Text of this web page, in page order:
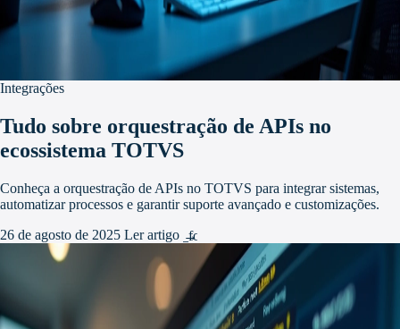
Integrações
Tudo sobre orquestração de APIs no
ecossistema TOTVS
Conheça a orquestração de APIs no TOTVS para integrar sistemas,
automatizar processos e garantir suporte avançado e customizações.
26 de agosto de 2025 Ler artigo
arrow_forward